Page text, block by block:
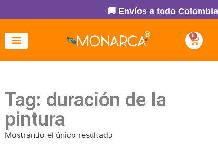
🚚 Envíos a todo
0
Tag: duración de la
pintura
Mostrando el único resultado